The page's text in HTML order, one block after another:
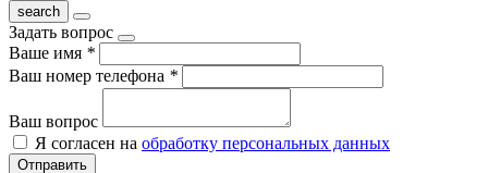
Задать вопрос
Ваше имя *
Ваш номер телефона *
Ваш вопрос
Я согласен на обработку персональных данных
Отправить